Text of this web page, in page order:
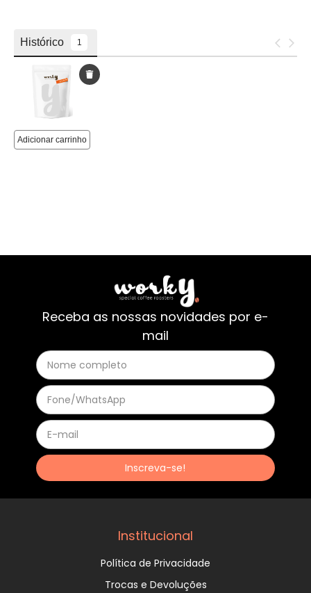
Receba as nossas novidades por e-
mail
Institucional
Política de Privacidade
Trocas e Devoluções